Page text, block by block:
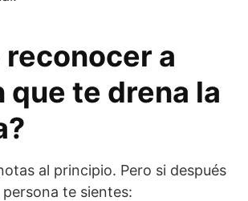
reconocer a
que te drena la
al principio. Pero si después
te sientes: